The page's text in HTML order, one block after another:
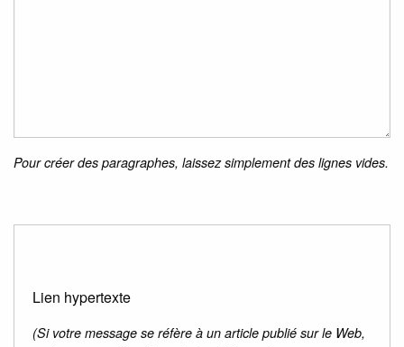
Pour créer des paragraphes, laissez simplement des lignes vides.
Lien hypertexte
(Si votre message se réfère à un article publié sur le Web,